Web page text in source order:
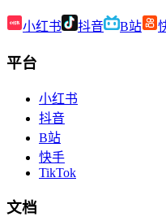
小红书 抖音 B站
平台
小红书
抖音
B站
快手
TikTok
文档